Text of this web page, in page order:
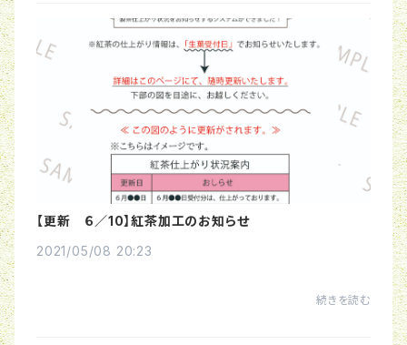
【更新 ６／10】紅茶加工のお知らせ
2021/05/08 20:23
続きを読む